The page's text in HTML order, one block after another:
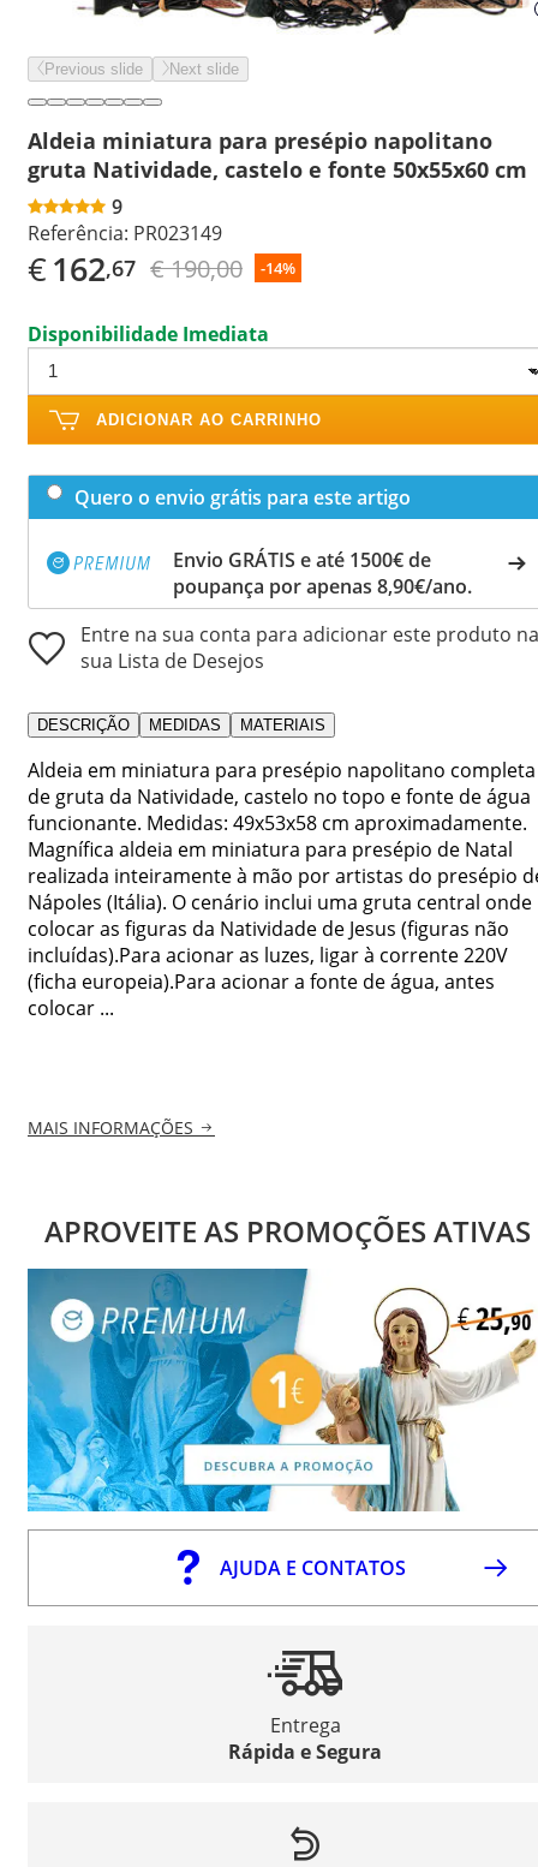
Previous slide Next slide
Aldeia miniatura para presépio napolitano
gruta Natividade, castelo e fonte 50x55x60 cm
9
Referência: PR023149
€162,67 € 190,00 -14%
Disponibilidade Imediata
ADICIONAR AO CARRINHO
Quero o envio grátis para este artigo
Envio GRÁTIS e até 1500€ de
poupança por apenas 8,90€/ano.
Entre na sua conta para adicionar este produto na
sua Lista de Desejos
DESCRIÇÃO MEDIDAS MATERIAIS
Aldeia em miniatura para presépio napolitano completa
de gruta da Natividade, castelo no topo e fonte de água
funcionante. Medidas: 49x53x58 cm aproximadamente.
Magnífica aldeia em miniatura para presépio de Natal
realizada inteiramente à mão por artistas do presépio
Nápoles (Itália). O cenário inclui uma gruta central onde
colocar as figuras da Natividade de Jesus (figuras não
incluídas).Para acionar as luzes, ligar à corrente 220V
(ficha europeia).Para acionar a fonte de água, antes
colocar ...
MAIS INFORMAÇÕES
APROVEITE AS PROMOÇÕES ATIVAS
AJUDA E CONTATOS
Entrega
Rápida e Segura